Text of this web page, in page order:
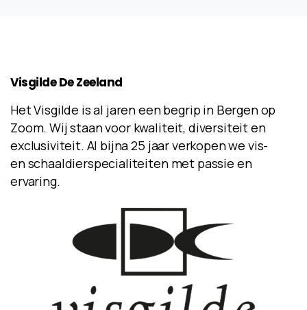
Visgilde DeZeeland
Het Visgilde is al jaren een begrip in Bergen op
Zoom. Wij staan voor kwaliteit, diversiteit en
exclusiviteit. Al bijna 25 jaar verkopen we vis-
en schaaldierspecialiteiten met passie en
ervaring.